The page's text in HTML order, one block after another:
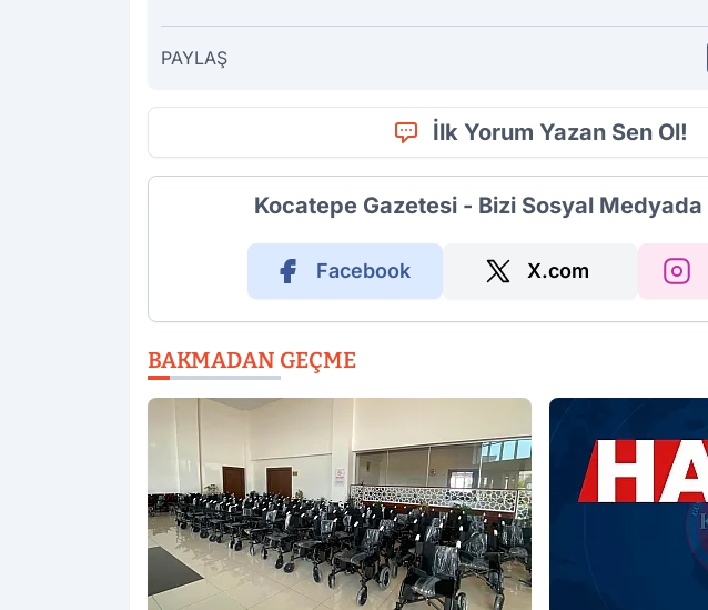
PAYLAŞ
İlk Yorum Yazan Sen Ol!
Kocatepe Gazetesi - Bizi Sosyal Medyada
Facebook X.com
BAKMADAN GEÇME